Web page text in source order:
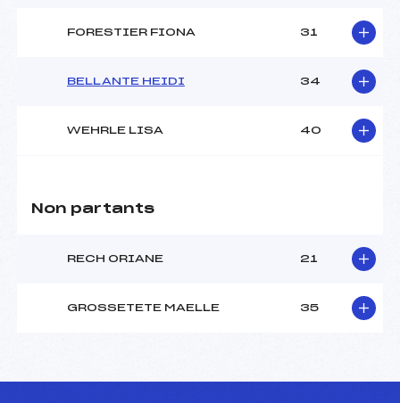
FORESTIER FIONA 31
BELLANTE HEIDI 34
WEHRLE LISA 40
Non partants
RECH ORIANE 21
GROSSETETE MAELLE 35